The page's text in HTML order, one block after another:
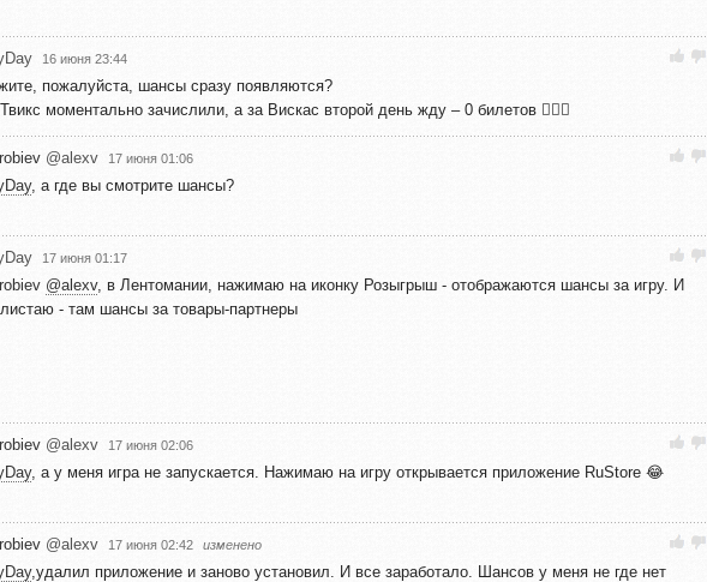
16 июня 23:44
пожалуйста, шансы сразу появляются?
моментально зачислили, а за Вискас второй день жду – 0 билетов 🤷🏼‍♀️
@alexv 17 июня 01:06
, а где вы смотрите шансы?
17 июня 01:17
@alexv, в Лентомании, нажимаю на иконку Розыгрыш - отображаются шансы за игру. И
- там шансы за товары-партнеры
@alexv 17 июня 02:06
, а у меня игра не запускается. Нажимаю на игру открывается приложение RuStore 😂
@alexv 17 июня 02:42 изменено
,удалил приложение и заново установил. И все заработало. Шансов у меня не где нет